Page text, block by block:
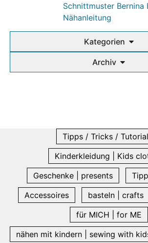
Schnittmuster Bernina
Nähanleitung
Kategorien
Archiv
Tipps / Tricks /
Kinderkleidung | Kids
Geschenke | presents
Accessoires
basteln | crafts
für MICH | for ME
nähen mit kindern | sewing with